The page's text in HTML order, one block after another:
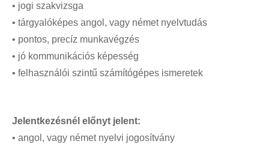
KIADVÁNYOK
Monográfia
Tanulmánykötet
Idegennyelvű sorozatunk
Jegyzet
• jogi szakvizsga
• tárgyalóképes angol, vagy német nyelvtudás
• pontos, precíz munkavégzés
• jó kommunikációs képesség
• felhasználói szintű számítógépes ismeretek
Jelentkezésnél előnyt jelent:
• angol, vagy német nyelvi jogosítvány